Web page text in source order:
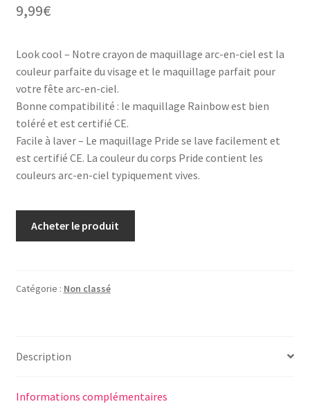
9,99€
Look cool – Notre crayon de maquillage arc-en-ciel est la
couleur parfaite du visage et le maquillage parfait pour
votre fête arc-en-ciel.
Bonne compatibilité : le maquillage Rainbow est bien
toléré et est certifié CE.
Facile à laver – Le maquillage Pride se lave facilement et
est certifié CE. La couleur du corps Pride contient les
couleurs arc-en-ciel typiquement vives.
Acheter le produit
Catégorie : Non classé
Description
Informations complémentaires